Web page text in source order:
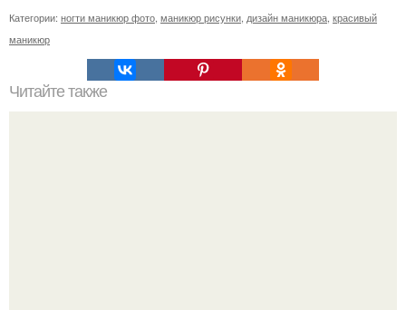
Категории: ногти маникюр фото, маникюр рисунки, дизайн маникюра, красивый
маникюр
Читайте также